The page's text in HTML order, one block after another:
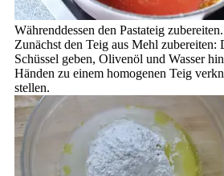
Währenddessen den Pastateig zubereiten.
Zunächst den Teig aus Mehl zubereiten:
Schüssel geben, Olivenöl und Wasser
Händen zu einem homogenen Teig
stellen.